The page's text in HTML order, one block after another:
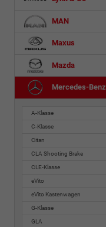
MAN
Maxus
Mazda
Mercedes-Benz
A-Klasse
C-Klasse
Citan
CLA Shooting Brake
CLE-Klasse
eVito
eVito Kastenwagen
G-Klasse
GLA